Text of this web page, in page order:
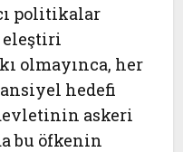
politikalar
eleştiri
olmayınca, her
hedefi
askeri
bu öfkenin